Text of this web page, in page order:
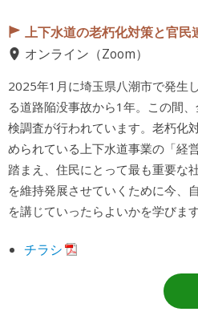
上下水道の老朽化対策と官民
オンライン（Zoom）
2025年1月に埼玉県八潮市で発生
る道路陥没事故から1年。この間
検調査が行われています。老朽化
められている上下水道事業の「経
踏まえ、住民にとって最も重要な
を維持発展させていくために今、
を講じていったらよいかを学びます
チラシ